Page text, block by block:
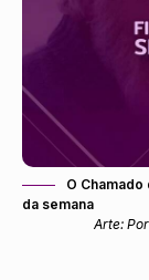
O
da semana
Arte: